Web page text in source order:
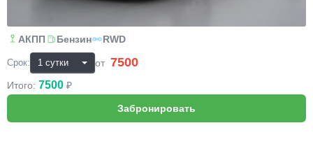
АКПП Бензин RWD
Срок: от 7500
Итого: 7500 ₽